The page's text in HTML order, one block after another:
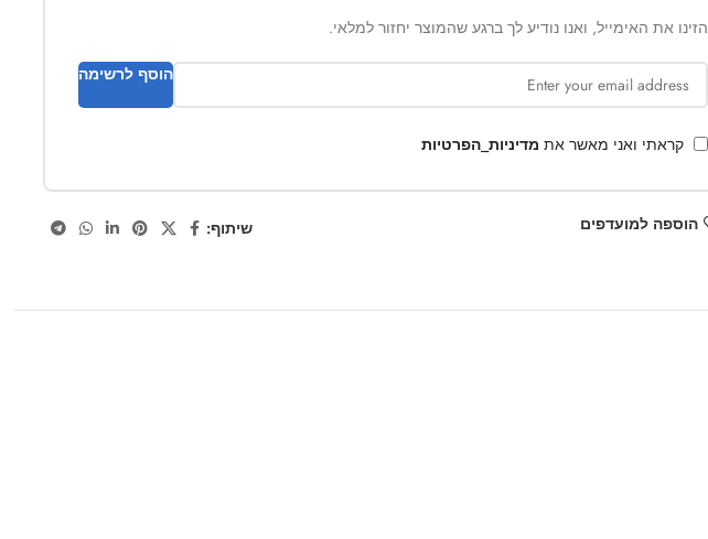
הזינו את האימייל, ואנו נודיע לך ברגע שהמוצר יחזור למלאי.
הוסף לרשימה
קראתי ואני מאשר את מדיניות_הפרטיות
הוספה למועדפים שיתוף: